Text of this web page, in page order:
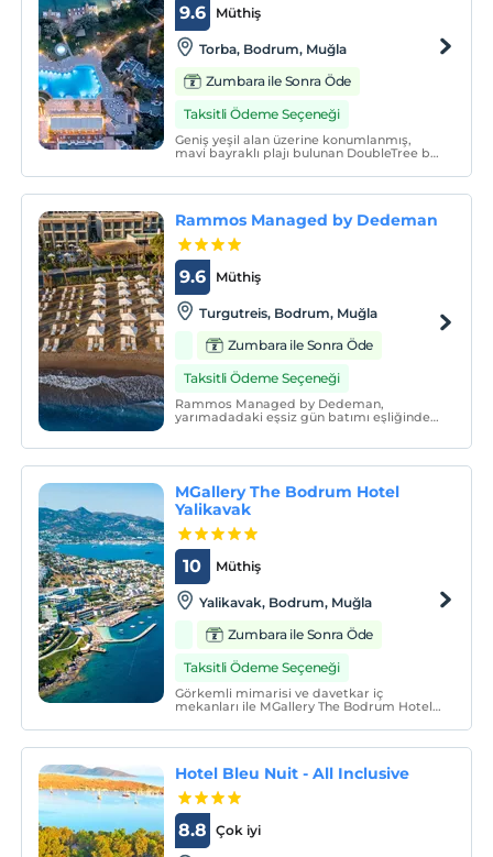
Müthiş
9.6
Torba, Bodrum, Muğla
Zumbara ile Sonra Öde
Taksitli Ödeme Seçeneği
Geniş yeşil alan üzerine konumlanmış,
mavi bayraklı plajı bulunan DoubleTree by
Resort'da kendinizi yeniden
keşfedeceksiniz.
Rammos Managed by Dedeman
Müthiş
9.6
Turgutreis, Bodrum, Muğla
Zumbara ile Sonra Öde
Taksitli Ödeme Seçeneği
Rammos Managed by Dedeman,
yarımadadaki eşsiz gün batımı eşliğinde
MGallery The Bodrum Hotel
Yalikavak
Müthiş
10
Yalikavak, Bodrum, Muğla
Zumbara ile Sonra Öde
Taksitli Ödeme Seçeneği
Görkemli mimarisi ve davetkar iç
mekanları ile MGallery The Bodrum Hotel
köşesine taşıyor. MGallery The Bodrum
Hotel Yalıkavak, Bodrum’un Yalıkavak
Hotel Bleu Nuit - All Inclusive
Çok iyi
8.8